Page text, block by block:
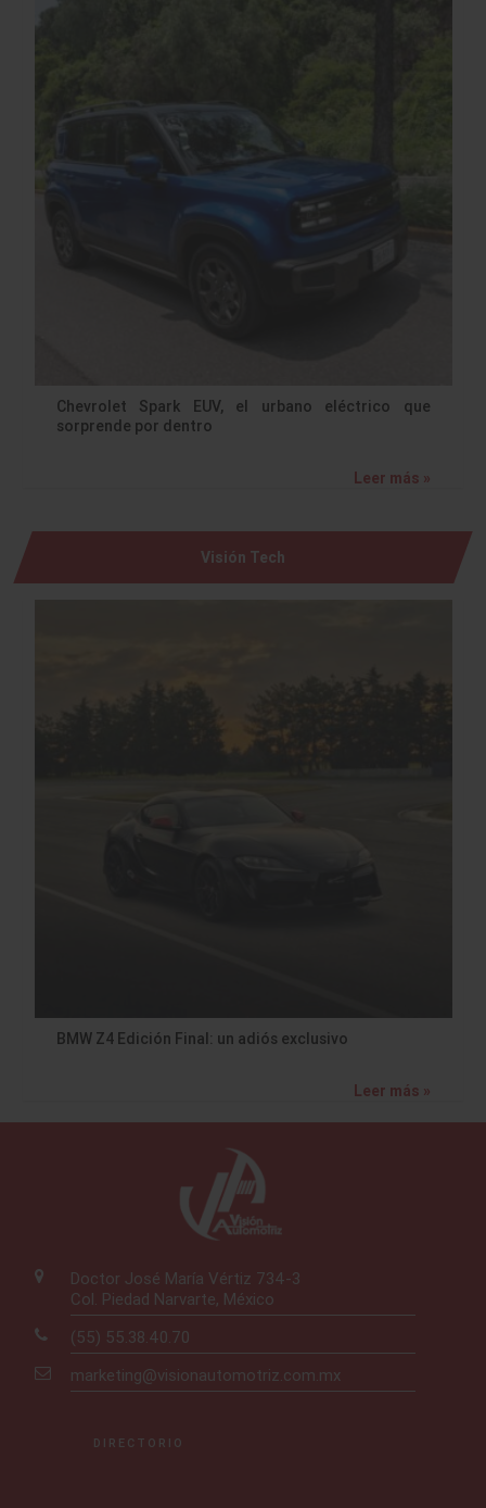
Chevrolet Spark EUV, el urbano eléctrico que
sorprende por dentro
Leer más »
Visión Tech
BMW Z4 Edición Final: un adiós exclusivo
Leer más »
Doctor José María Vértiz 734-3
Col. Piedad Narvarte, México
(55) 55.38.40.70
marketing@visionautomotriz.com.mx
DIRECTORIO